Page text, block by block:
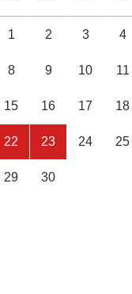
1 2 3 4
8 9 10 11
15 16 17 18
22 23 24 25
29 30